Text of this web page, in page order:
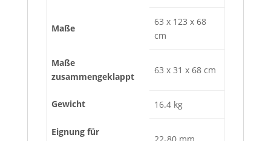
Maße
63 x 123 x 68
cm
Maße
zusammengeklappt
63 x 31 x 68 cm
Gewicht 16.4 kg
Eignung für